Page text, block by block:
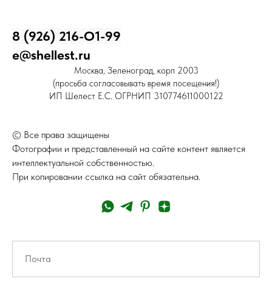
8 (926) 216-О1-99
e@shellest.ru
Москва, Зеленоград, корп 2003
(просьба согласовывать время посещения!)
ИП Шелест Е.С. ОГРНИП 310774611000122
© Все права защищены
Фотографии и представленный на сайте контент является
интеллектуальной собственностью.
При копировании ссылка на сайт обязательна.